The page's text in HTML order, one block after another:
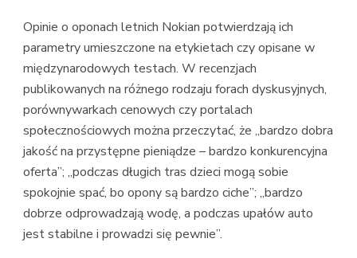
Opinie o oponach letnich Nokian potwierdzają ich
parametry umieszczone na etykietach czy opisane w
międzynarodowych testach. W recenzjach
publikowanych na różnego rodzaju forach dyskusyjnych,
porównywarkach cenowych czy portalach
społecznościowych można przeczytać, że „bardzo dobra
jakość na przystępne pieniądze – bardzo konkurencyjna
oferta”; „podczas długich tras dzieci mogą sobie
spokojnie spać, bo opony są bardzo ciche”; „bardzo
dobrze odprowadzają wodę, a podczas upałów auto
jest stabilne i prowadzi się pewnie”.